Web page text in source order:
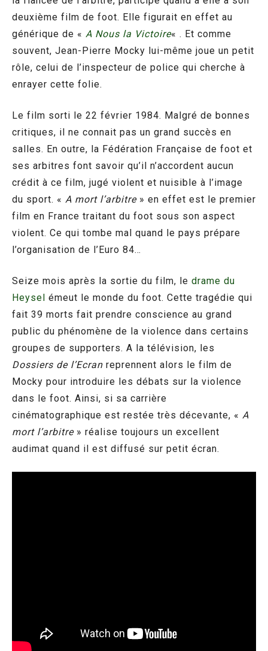
deuxième film de foot. Elle figurait en effet au
générique de « A Nous la Victoire« . Et comme
souvent, Jean-Pierre Mocky lui-même joue un petit
rôle, celui de l’inspecteur de police qui cherche à
enrayer cette folie.
Le film sorti le 22 février 1984. Malgré de bonnes
critiques, il ne connait pas un grand succès en
salles. En outre, la Fédération Française de foot et
ses arbitres font savoir qu’il n’accordent aucun
crédit à ce film, jugé violent et nuisible à l’image
du sport. « A mort l’arbitre» en effet est le premier
film en France traitant du foot sous son aspect
violent. Ce qui tombe mal quand le pays prépare
l’organisation de l’Euro 84…
Seize mois après la sortie du film, le drame du
Heysel émeut le monde du foot. Cette tragédie qui
fait 39 morts fait prendre conscience au grand
public du phénomène de la violence dans certains
groupes de supporters. A la télévision, les
Dossiers de l’Ecran reprennent alors le film de
Mocky pour introduire les débats sur la violence
dans le foot. Ainsi, si sa carrière
cinématographique est restée très décevante, « A
mort l’arbitre» réalise toujours un excellent
audimat quand il est diffusé sur petit écran.